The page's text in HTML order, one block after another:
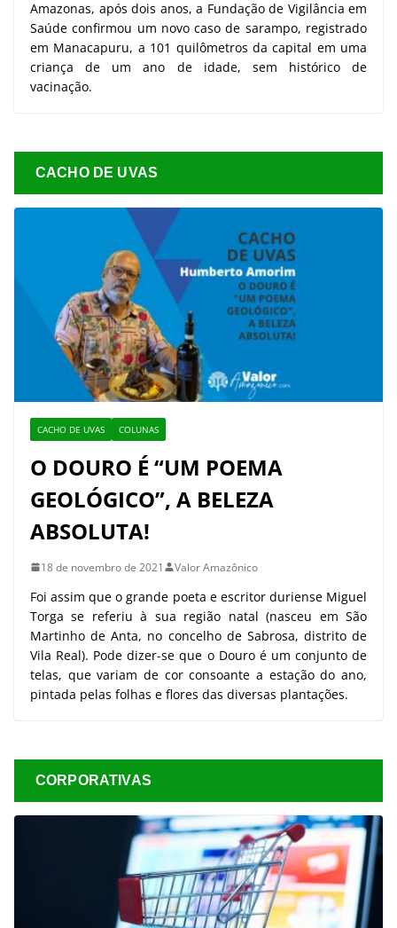
Amazonas, após dois anos, a Fundação de Vigilância em
Saúde confirmou um novo caso de sarampo, registrado
em Manacapuru, a 101 quilômetros da capital em uma
criança de um ano de idade, sem histórico de
vacinação.
CACHO DE UVAS
CACHO DE UVAS COLUNAS
O DOURO É “UM POEMA
GEOLÓGICO”, A BELEZA
ABSOLUTA!
18 de novembro de 2021 Valor Amazônico
Foi assim que o grande poeta e escritor duriense Miguel
Torga se referiu à sua região natal (nasceu em São
Martinho de Anta, no concelho de Sabrosa, distrito de
Vila Real). Pode dizer-se que o Douro é um conjunto de
telas, que variam de cor consoante a estação do ano,
pintada pelas folhas e flores das diversas plantações.
CORPORATIVAS